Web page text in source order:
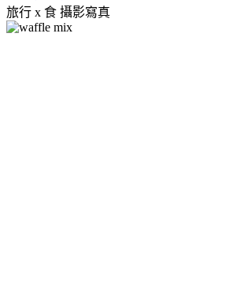
旅行 x 食 攝影寫真